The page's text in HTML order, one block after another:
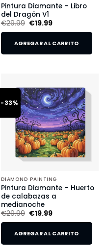
Pintura Diamante – Libro
del Dragón V1
€29.99 €19.99
AGREGAR AL CARRITO
-33%
DIAMOND PAINTING
Pintura Diamante – Huerto
de calabazas a
medianoche
€29.99 €19.99
AGREGAR AL CARRITO